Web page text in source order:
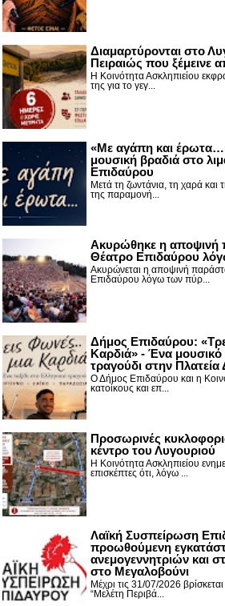
Διαμαρτύρονται στο
Πειραιώς που ξέμεινε
Η Κοινότητα Ασκληπιείου
της για το γεγ...
«Με αγάπη και
μουσική βραδιά στο
Επιδαύρου
Μετά τη ζωντάνια, τη χαρά
της παραμονή...
Ακυρώθηκε η αποψινή
Θέατρο Επιδαύρου
Ακυρώνεται η αποψινή
Επιδαύρου λόγω των πύρ...
Δήμος Επιδαύρου:
Καρδιά» - Ένα μουσικό
τραγούδι στην Πλατεία
Ο Δήμος Επιδαύρου και η
κατοίκους και επ...
Προσωρινές
κέντρο του Λυγουριού
Η Κοινότητα Ασκληπιείου
επισκέπτες ότι, λόγω ...
Λαϊκή Συσπείρωση
προωθούμενη
ανεμογεννητριών και
στο Μεγαλοβούνι
Μέχρι τις 31/07/2026
“Μελέτη Περιβά...